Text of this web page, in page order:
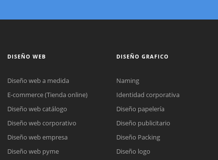
DISEÑO WEB
Diseño web a medida
E-commerce (Tienda online)
Diseño web catálogo
Diseño web corporativo
Diseño web empresa
Diseño web pyme
DISEÑO GRAFICO
Naming
Identidad corporativa
Diseño papelería
Diseño publicitario
Diseño Packing
Diseño logo